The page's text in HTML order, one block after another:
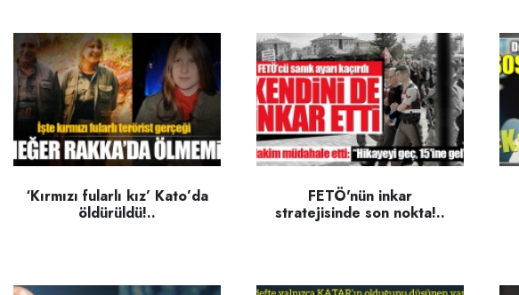
‘Kırmızı fularlı kız’ Kato’da
öldürüldü!..
FETÖ'nün inkar
stratejisinde son nokta!..